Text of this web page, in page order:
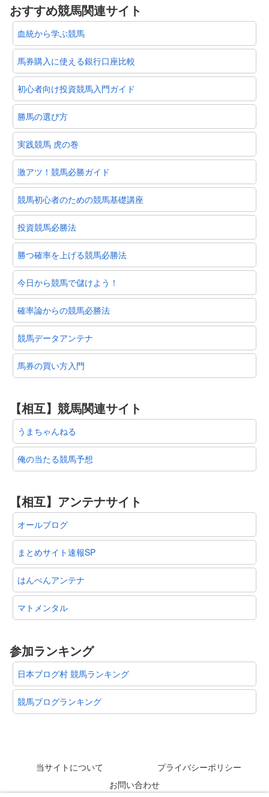
おすすめ競馬関連サイト
血統から学ぶ競馬
馬券購入に使える銀行口座比較
初心者向け投資競馬入門ガイド
勝馬の選び方
実践競馬 虎の巻
激アツ！競馬必勝ガイド
競馬初心者のための競馬基礎講座
投資競馬必勝法
勝つ確率を上げる競馬必勝法
今日から競馬で儲けよう！
確率論からの競馬必勝法
競馬データアンテナ
馬券の買い方入門
【相互】競馬関連サイト
うまちゃんねる
俺の当たる競馬予想
【相互】アンテナサイト
オールブログ
まとめサイト速報SP
はんぺんアンテナ
マトメンタル
参加ランキング
日本ブログ村 競馬ランキング
競馬ブログランキング
当サイトについて
プライバシーポリシー
お問い合わせ